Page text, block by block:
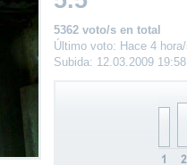
5362 voto/s en total
Último voto: Hace 4
Subida: 12.03.2009